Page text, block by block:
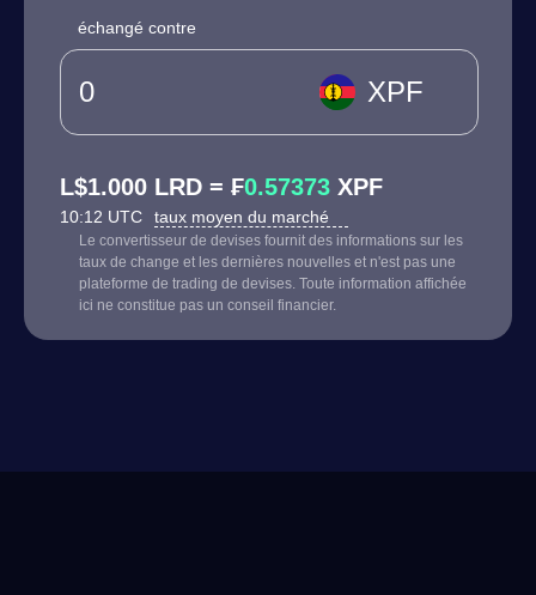
échangé contre
XPF
L$1.000 LRD = ₣0.57373 XPF
10:12 UTC taux moyen du marché
Le convertisseur de devises fournit des informations sur les
taux de change et les dernières nouvelles et n'est pas une
plateforme de trading de devises. Toute information affichée
ici ne constitue pas un conseil financier.